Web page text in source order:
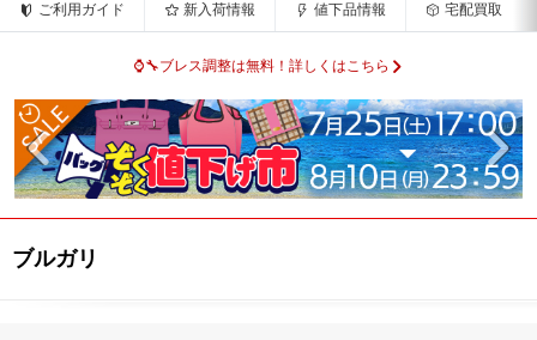
ご利用ガイド 新入荷情報 値下品情報 宅配買取
⌚🔧ブレス調整は無料！詳しくはこちら
ブルガリ